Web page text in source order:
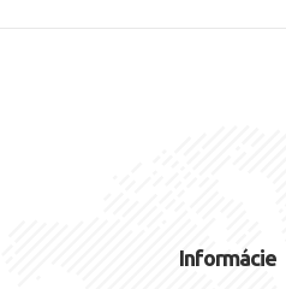
Informácie